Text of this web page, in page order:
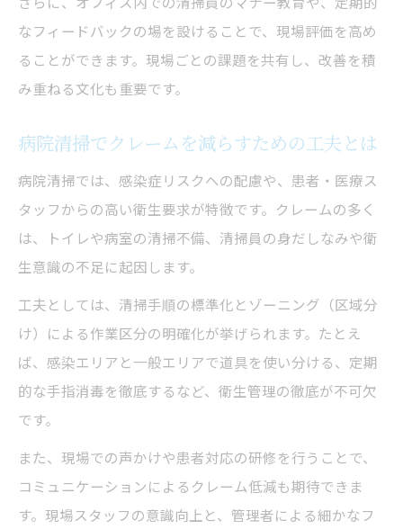
なフィードバックの場を設けることで、現場評価を高め
ることができます。現場ごとの課題を共有し、改善を積
み重ねる文化も重要です。
病院清掃でクレームを減らすための工夫とは
病院清掃では、感染症リスクへの配慮や、患者・医療ス
タッフからの高い衛生要求が特徴です。クレームの多く
は、トイレや病室の清掃不備、清掃員の身だしなみや衛
生意識の不足に起因します。
工夫としては、清掃手順の標準化とゾーニング（区域分
け）による作業区分の明確化が挙げられます。たとえ
ば、感染エリアと一般エリアで道具を使い分ける、定期
的な手指消毒を徹底するなど、衛生管理の徹底が不可欠
です。
また、現場での声かけや患者対応の研修を行うことで、
コミュニケーションによるクレーム低減も期待できま
す。現場スタッフの意識向上と、管理者による細かなフ